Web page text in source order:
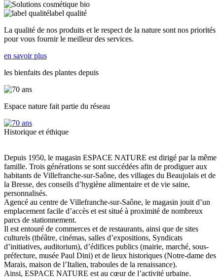
label qualité
La qualité de nos produits et le respect de la nature sont nos priorités
pour vous fournir le meilleur des services.
en savoir plus
les bienfaits des plantes depuis
Espace nature fait partie du réseau
Historique et éthique
Depuis 1950, le magasin ESPACE NATURE est dirigé par la même
famille. Trois générations se sont succédées afin de prodiguer aux
habitants de Villefranche-sur-Saône, des villages du Beaujolais et de
la Bresse, des conseils d’hygiène alimentaire et de vie saine,
personnalisés.
Agencé au centre de Villefranche-sur-Saône, le magasin jouit d’un
emplacement facile d’accès et est situé à proximité de nombreux
parcs de stationnement.
Il est entouré de commerces et de restaurants, ainsi que de sites
culturels (théâtre, cinémas, salles d’expositions, Syndicats
d’initiatives, auditorium), d’édifices publics (mairie, marché, sous-
préfecture, musée Paul Dini) et de lieux historiques (Notre-dame des
Marais, maison de l’Italien, traboules de la renaissance).
Ainsi, ESPACE NATURE est au cœur de l’activité urbaine.